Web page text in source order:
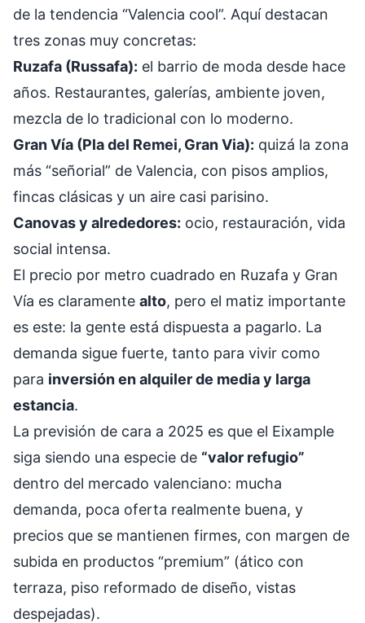
de la tendencia “Valencia cool”. Aquí destacan
tres zonas muy concretas:
Ruzafa (Russafa): el barrio de moda desde hace
años. Restaurantes, galerías, ambiente joven,
mezcla de lo tradicional con lo moderno.
Gran Vía (Pla del Remei, Gran Via): quizá la zona
más “señorial” de Valencia, con pisos amplios,
fincas clásicas y un aire casi parisino.
Canovas y alrededores: ocio, restauración, vida
social intensa.
El precio por metro cuadrado en Ruzafa y Gran
Vía es claramente alto, pero el matiz importante
es este: la gente está dispuesta a pagarlo. La
demanda sigue fuerte, tanto para vivir como
para inversión en alquiler de media y larga
estancia.
La previsión de cara a 2025 es que el Eixample
siga siendo una especie de “valor refugio”
dentro del mercado valenciano: mucha
demanda, poca oferta realmente buena, y
precios que se mantienen firmes, con margen de
subida en productos “premium” (ático con
terraza, piso reformado de diseño, vistas
despejadas).